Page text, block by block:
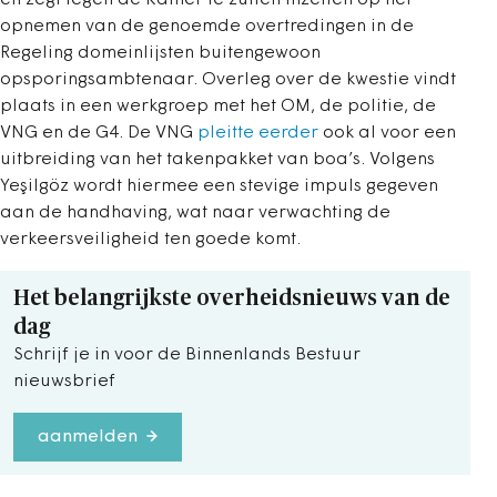
opnemen van de genoemde overtredingen in de
Regeling domeinlijsten buitengewoon
opsporingsambtenaar. Overleg over de kwestie vindt
plaats in een werkgroep met het OM, de politie, de
VNG en de G4. De VNG pleitte eerder ook al voor een
uitbreiding van het takenpakket van boa’s. Volgens
Yeşilgöz wordt hiermee een stevige impuls gegeven
aan de handhaving, wat naar verwachting de
verkeersveiligheid ten goede komt.
Het belangrijkste overheidsnieuws van de
dag
Schrijf je in voor de Binnenlands Bestuur
nieuwsbrief
aanmelden